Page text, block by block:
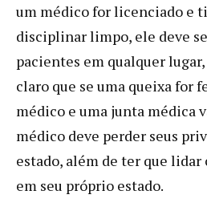
um médico for licenciado e
disciplinar limpo, ele deve
pacientes em qualquer
claro que se uma queixa for
médico e uma junta médica
médico deve perder seus
estado, além de ter que
em seu próprio estado.